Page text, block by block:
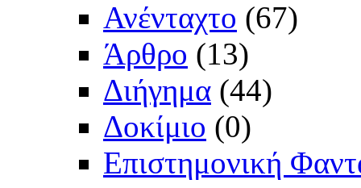
Ανένταχτο (67)
Άρθρο (13)
Διήγημα (44)
Δοκίμιο (0)
Επιστημονική